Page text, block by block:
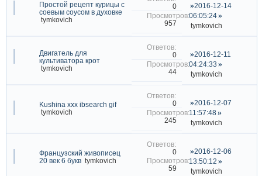
Простой рецепт курицы с
соевым соусом в духовке
tymkovich
0
957
2016-12-14
06:05:24
tymkovich
Двигатель для
культиватора крот
tymkovich
0
44
2016-12-11
04:24:33
tymkovich
Kushina xxx ibsearch gif
tymkovich
0
245
2016-12-07
11:57:48
tymkovich
Французский живописец
20 век 6 букв tymkovich
0
59
2016-12-06
13:50:12
tymkovich